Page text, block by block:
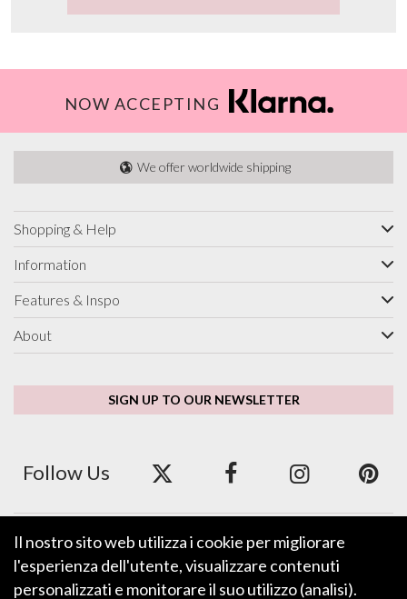
NOW ACCEPTING
We offer worldwide shipping
Shopping & Help
Information
Features & Inspo
About
SIGN UP TO OUR NEWSLETTER
Follow Us
We accept ApplePay, GooglePay, PayPal and Credit/Debit Card.
Il nostro sito web utilizza i cookie per migliorare
l'esperienza dell'utente, visualizzare contenuti
personalizzati e monitorare il suo utilizzo (analisi).